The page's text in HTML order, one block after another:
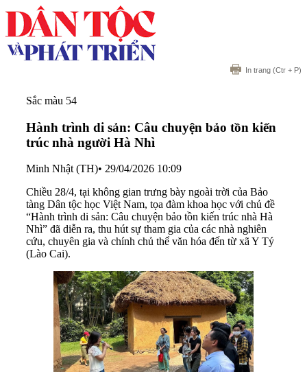
In trang (Ctr + P)
Sắc màu 54
Hành trình di sản: Câu chuyện bảo tồn kiến
trúc nhà người Hà Nhì
Minh Nhật (TH)• 29/04/2026 10:09
Chiều 28/4, tại không gian trưng bày ngoài trời của Bảo
tàng Dân tộc học Việt Nam, tọa đàm khoa học với chủ đề
“Hành trình di sản: Câu chuyện bảo tồn kiến trúc nhà Hà
Nhì” đã diễn ra, thu hút sự tham gia của các nhà nghiên
cứu, chuyên gia và chính chủ thể văn hóa đến từ xã Y Tý
(Lào Cai).